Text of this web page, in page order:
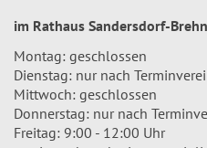
im Rathaus Sandersdorf-
Montag: geschlossen
Dienstag: nur nach
Mittwoch: geschlossen
Donnerstag: nur nach
Freitag: 9:00 - 12:00 Uhr